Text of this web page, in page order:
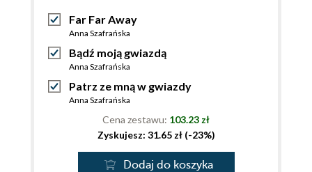
Far Far Away
Anna Szafrańska
Bądź moją gwiazdą
Anna Szafrańska
Patrz ze mną w gwiazdy
Anna Szafrańska
Cena zestawu: 103.23 zł
Zyskujesz: 31.65 zł (-23%)
Dodaj do koszyka